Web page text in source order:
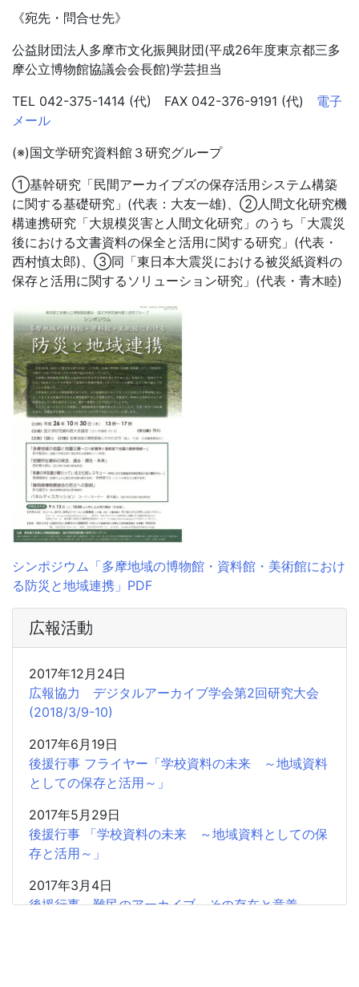
《宛先・問合せ先》
公益財団法人多摩市文化振興財団(平成26年度東京都三多
摩公立博物館協議会会長館)学芸担当
TEL 042-375-1414 (代) FAX 042-376-9191 (代) 電子
メール
(※)国文学研究資料館３研究グループ
①基幹研究「民間アーカイブズの保存活用システム構築
に関する基礎研究」(代表：大友一雄)、②人間文化研究機
構連携研究「大規模災害と人間文化研究」のうち「大震災
後における文書資料の保全と活用に関する研究」(代表・
西村慎太郎)、③同「東日本大震災における被災紙資料の
保存と活用に関するソリューション研究」(代表・青木睦)
シンポジウム「多摩地域の博物館・資料館・美術館におけ
る防災と地域連携」PDF
広報活動
2017年12月24日
広報協力 デジタルアーカイブ学会第2回研究大会
(2018/3/9-10)
2017年6月19日
後援行事 フライヤー「学校資料の未来 ～地域資料
としての保存と活用～」
2017年5月29日
後援行事 「学校資料の未来 ～地域資料としての保
存と活用～」
2017年3月4日
後援行事 難民のアーカイブ その存在と意義